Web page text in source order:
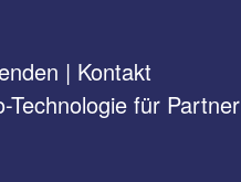
| Kontakt
für Partner